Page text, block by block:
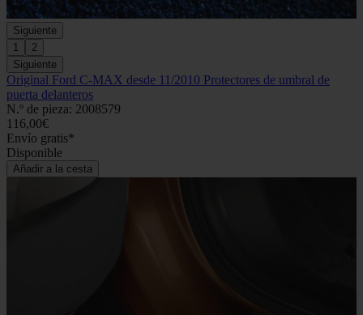
Siguiente
1
2
Siguiente
Original Ford C-MAX desde 11/2010 Protectores de umbral de
puerta delanteros
N.º de pieza: 2008579
116,00€
Envío gratis*
Disponible
Añadir a la cesta